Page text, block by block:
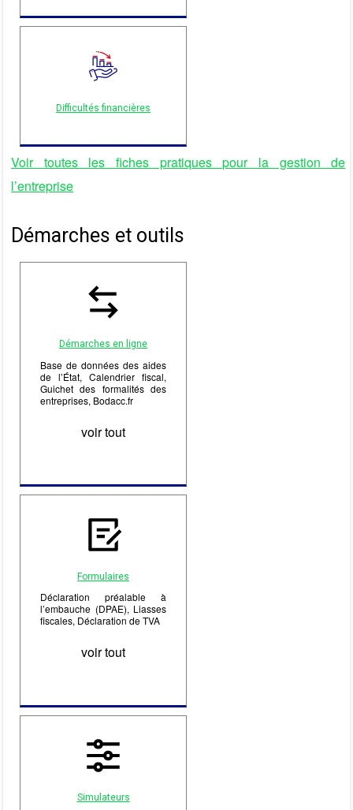
Difficultés financières
Voir toutes les fiches pratiques pour la gestion de
l’entreprise
Démarches et outils
Démarches en ligne
Base de données des aides
de l’État, Calendrier fiscal,
Guichet des formalités des
entreprises, Bodacc.fr
voir tout
Formulaires
Déclaration préalable à
l’embauche (DPAE), Liasses
fiscales, Déclaration de TVA
voir tout
Simulateurs